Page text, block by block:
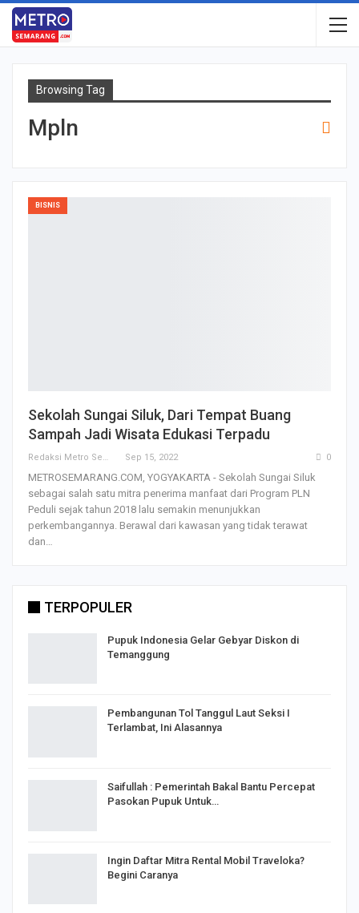
Browsing Tag
Mpln
BISNIS
Sekolah Sungai Siluk, Dari Tempat Buang
Sampah Jadi Wisata Edukasi Terpadu
Redaksi Metro Semarang Sep 15, 2022 0
METROSEMARANG.COM, YOGYAKARTA - Sekolah Sungai Siluk
sebagai salah satu mitra penerima manfaat dari Program PLN
Peduli sejak tahun 2018 lalu semakin menunjukkan
perkembangannya. Berawal dari kawasan yang tidak terawat
dan…
TERPOPULER
Pupuk Indonesia Gelar Gebyar Diskon di
Temanggung
Pembangunan Tol Tanggul Laut Seksi I
Terlambat, Ini Alasannya
Saifullah : Pemerintah Bakal Bantu Percepat
Pasokan Pupuk Untuk…
Ingin Daftar Mitra Rental Mobil Traveloka?
Begini Caranya